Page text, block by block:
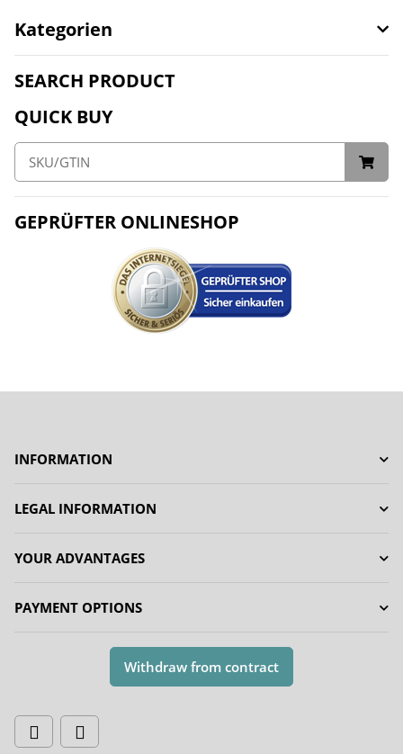
Kategorien
SEARCH PRODUCT
QUICK BUY
GEPRÜFTER ONLINESHOP
INFORMATION
LEGAL INFORMATION
YOUR ADVANTAGES
PAYMENT OPTIONS
Withdraw from contract